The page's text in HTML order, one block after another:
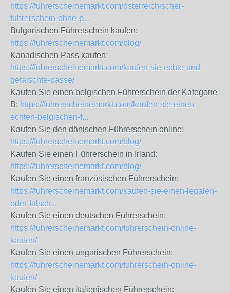
https://fuhrerscheinemarkt.com/osterreichischer-
fuhrerschein-ohne-p...
Bulgarischen Führerschein kaufen:
https://fuhrerscheinemarkt.com/blog/
Kanadischen Pass kaufen:
https://fuhrerscheinemarkt.com/kaufen-sie-echte-und-
gefalschte-passe/
Kaufen Sie einen belgischen Führerschein der Kategorie
B: https://fuhrerscheinemarkt.com/kaufen-sie-einen-
echten-belgischen-f...
Kaufen Sie den dänischen Führerschein online:
https://fuhrerscheinemarkt.com/blog/
Kaufen Sie einen Führerschein in Irland:
https://fuhrerscheinemarkt.com/blog/
Kaufen Sie einen französischen Führerschein:
https://fuhrerscheinemarkt.com/kaufen-sie-einen-legalen-
oder-falsch...
Kaufen Sie einen deutschen Führerschein:
https://fuhrerscheinemarkt.com/fuhrerschein-online-
kaufen/
Kaufen Sie einen ungarischen Führerschein:
https://fuhrerscheinemarkt.com/fuhrerschein-online-
kaufen/
Kaufen Sie einen italienischen Führerschein: